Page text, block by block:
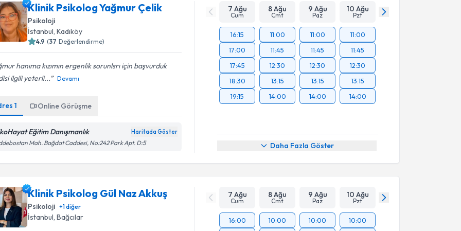
Klinik Psikolog Yağmur Çelik
Psikoloji
İstanbul , Kadıköy
4.9 (37 Değerlendirme)
hanıma kızımın ergenlik sorunlsrı için başvurduk
ilgili yeterli...
Devamı
1 Online Görüşme
Eğitim Danışmanlık Haritada Göster
Mah. Bağdat Caddesi, No:242 Park Apt. D:5
7 Ağu
Cum
8 Ağu
Cmt
9 Ağu
Paz
10 Ağu
Pzt
16:15
17:00
17:45
18:30
19:15
11:00
11:45
12:30
13:15
14:00
11:00
11:45
12:30
13:15
14:00
11:00
11:45
12:30
13:15
14:00
Daha Fazla Göster
Klinik Psikolog Gül Naz Akkuş
Psikoloji +1diğer
İstanbul, Bağcılar
7 Ağu
Cum
8 Ağu
Cmt
9 Ağu
Paz
10 Ağu
Pzt
16:00
10:00
10:00
10:00